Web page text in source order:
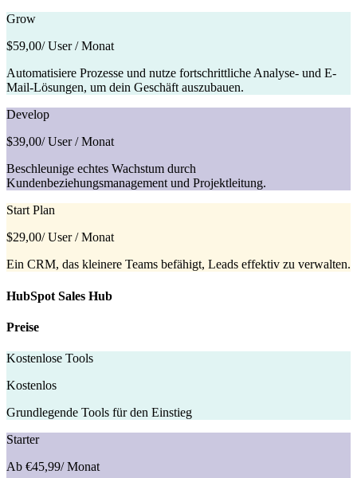
Grow
$59,00/ User / Monat
Automatisiere Prozesse und nutze fortschrittliche Analyse- und E-
Mail-Lösungen, um dein Geschäft auszubauen.
Develop
$39,00/ User / Monat
Beschleunige echtes Wachstum durch
Kundenbeziehungsmanagement und Projektleitung.
Start Plan
$29,00/ User / Monat
Ein CRM, das kleinere Teams befähigt, Leads effektiv zu verwalten.
HubSpot Sales Hub
Preise
Kostenlose Tools
Kostenlos
Grundlegende Tools für den Einstieg
Starter
Ab €45,99/ Monat